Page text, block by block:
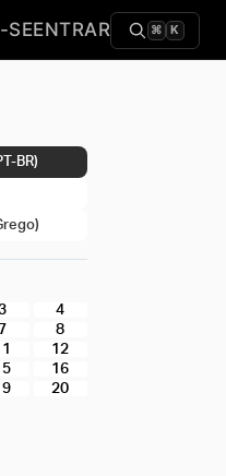
SEENTRAR ⌘ K
BR)
4
7
8
12
16
20